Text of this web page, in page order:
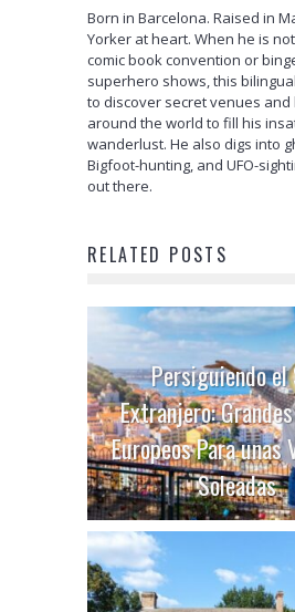
Born in Barcelona. Raised in
Yorker at heart. When he is
comic book convention or
superhero shows, this
to discover secret venues and
around the world to fill his
wanderlust. He also digs into
Bigfoot-hunting, and UFO-
out there.
RELATED POSTS
Persiguiendo el
Extranjero:
Europeos Para unas
Soleadas